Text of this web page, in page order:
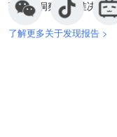
现深度洞察与精准决策。
了解更多关于发现报告 >